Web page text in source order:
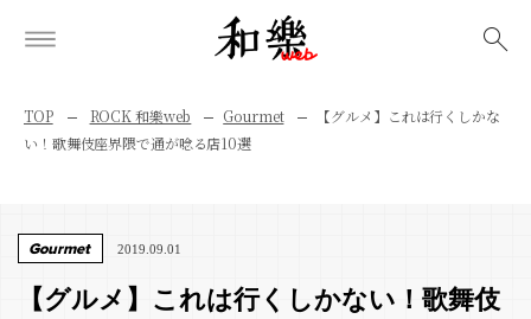
TOP ROCK 和樂web Gourmet
【グルメ】これは行くしかな
い！歌舞伎座界隈で通が唸る店10選
Gourmet 2019.09.01
【グルメ】これは行くしかない！歌舞伎